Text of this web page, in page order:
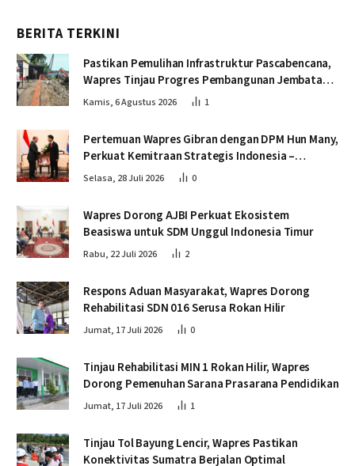
BERITA TERKINI
Pastikan Pemulihan Infrastruktur Pascabencana,
Wapres Tinjau Progres Pembangunan Jembatan
Krueng Tingkeum Bireuen
Kamis, 6 Agustus 2026 1
Pertemuan Wapres Gibran dengan DPM Hun Many,
Perkuat Kemitraan Strategis Indonesia –
Kamboja
Selasa, 28 Juli 2026 0
Wapres Dorong AJBI Perkuat Ekosistem
Beasiswa untuk SDM Unggul Indonesia Timur
Rabu, 22 Juli 2026 2
Respons Aduan Masyarakat, Wapres Dorong
Rehabilitasi SDN 016 Serusa Rokan Hilir
Jumat, 17 Juli 2026 0
Tinjau Rehabilitasi MIN 1 Rokan Hilir, Wapres
Dorong Pemenuhan Sarana Prasarana Pendidikan
Jumat, 17 Juli 2026 1
Tinjau Tol Bayung Lencir, Wapres Pastikan
Konektivitas Sumatra Berjalan Optimal